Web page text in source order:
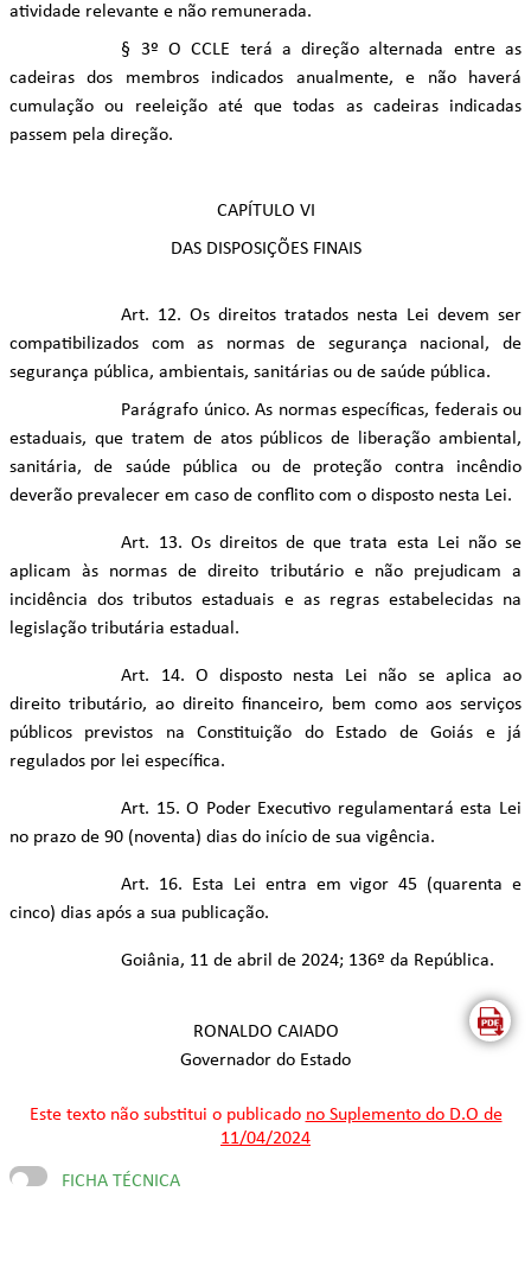
atividade relevante e não remunerada.
§ 3º O CCLE terá a direção alternada entre as
cadeiras dos membros indicados anualmente, e não haverá
cumulação ou reeleição até que todas as cadeiras indicadas
passem pela direção.
CAPÍTULO VI
DAS DISPOSIÇÕES FINAIS
Art. 12. Os direitos tratados nesta Lei devem ser
compatibilizados com as normas de segurança nacional, de
segurança pública, ambientais, sanitárias ou de saúde pública.
Parágrafo único. As normas específicas, federais ou
estaduais, que tratem de atos públicos de liberação ambiental,
sanitária, de saúde pública ou de proteção contra incêndio
deverão prevalecer em caso de conflito com o disposto nesta Lei.
Art. 13. Os direitos de que trata esta Lei não se
aplicam às normas de direito tributário e não prejudicam a
incidência dos tributos estaduais e as regras estabelecidas na
legislação tributária estadual.
Art. 14. O disposto nesta Lei não se aplica ao
direito tributário, ao direito financeiro, bem como aos serviços
públicos previstos na Constituição do Estado de Goiás e já
regulados por lei específica.
Art. 15. O Poder Executivo regulamentará esta Lei
no prazo de 90 (noventa) dias do início de sua vigência.
Art. 16. Esta Lei entra em vigor 45 (quarenta e
cinco) dias após a sua publicação.
Goiânia, 11 de abril de 2024; 136º da República.
RONALDO CAIADO
Governador do Estado
Este texto não substitui o publicado no Suplemento do D.O de
11/04/2024
FICHA TÉCNICA